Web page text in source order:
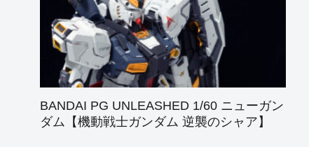
BANDAI PG UNLEASHED 1/60 ニューガン
ダム【機動戦士ガンダム 逆襲のシャア】